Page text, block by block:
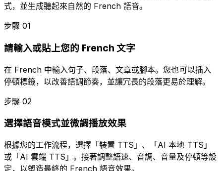
式，並生成聽起來自然的 French 語音。
步驟 01
請輸入或貼上您的 French 文字
在 French 中輸入句子、段落、文章或腳本。您也可以插入
停頓標籤，以改善語調節奏，並讓冗長的段落更易於理解。
步驟 02
選擇語音模式並微調播放效果
根據您的工作流程，選擇「裝置 TTS」、「AI 本地 TTS」
或「AI 雲端 TTS」。接著調整語速、音調、音量及停頓等設
定，以塑造最終的 French 語音效果。